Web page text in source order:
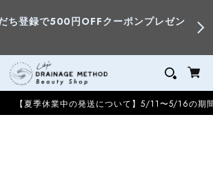
ち登録で500円OFFクーポンプレゼン
【夏季休業中の発送について】5/11〜5/16の期間